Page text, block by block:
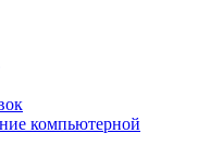
компьютерной